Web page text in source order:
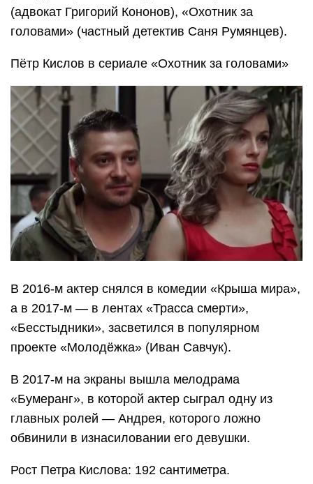
(адвокат Григорий Кононов), «Охотник за
головами» (частный детектив Саня Румянцев).
Пётр Кислов в сериале «Охотник за головами»
В 2016-м актер снялся в комедии «Крыша мира»,
а в 2017-м — в лентах «Трасса смерти»,
«Бесстыдники», засветился в популярном
проекте «Молодёжка» (Иван Савчук).
В 2017-м на экраны вышла мелодрама
«Бумеранг», в которой актер сыграл одну из
главных ролей — Андрея, которого ложно
обвинили в изнасиловании его девушки.
Рост Петра Кислова: 192 сантиметра.